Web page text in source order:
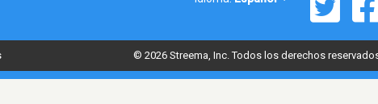
© 2026 Streema, Inc. Todos los derechos